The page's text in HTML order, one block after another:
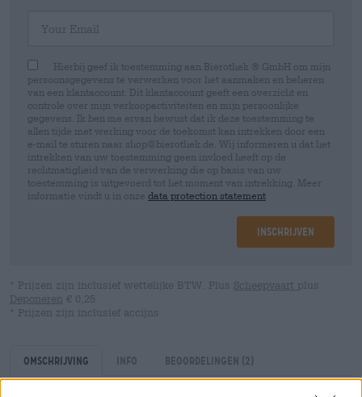
Hierbij geef ik toestemming aan Bierothek ® GmbH om mijn
persoonsgegevens te verwerken voor het aanmaken en beheren
van een klantaccount. Dit klantaccount geeft een overzicht en
controle over mijn verkoopactiviteiten en mijn persoonlijke
gegevens. Ik ben me ervan bewust dat ik deze toestemming te
allen tijde met werking voor de toekomst kan intrekken door een
e-mail te sturen naar shop@bierothek.de. Wij informeren u dat het
intrekken van uw toestemming geen invloed heeft op de
rechtmatigheid van de verwerking die op basis van uw
toestemming is uitgevoerd tot het moment van intrekking. Meer
informatie vindt u in onze data protection statement
Inschrijven
* Prijzen zijn inclusief wettelijke BTW. Plus Scheepvaart plus
Deponeren € 0,25
* Prijzen zijn inclusief accijns
Omschrijving Info Beoordelingen (2)